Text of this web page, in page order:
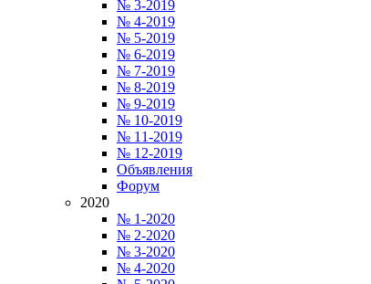
№ 3-2019
№ 4-2019
№ 5-2019
№ 6-2019
№ 7-2019
№ 8-2019
№ 9-2019
№ 10-2019
№ 11-2019
№ 12-2019
Объявления
Форум
2020
№ 1-2020
№ 2-2020
№ 3-2020
№ 4-2020